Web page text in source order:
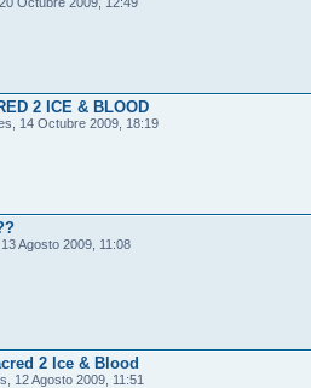
2 ICE & BLOOD
14 Octubre 2009, 18:19
Agosto 2009, 11:08
2 Ice & Blood
12 Agosto 2009, 11:51